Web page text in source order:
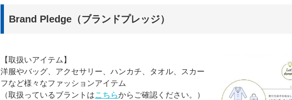
Brand Pledge（ブランドプレッジ）
【取扱いアイテム】
洋服やバッグ、アクセサリー、ハンカチ、タオル、スカー
フなど様々なファッションアイテム
（取扱っているブラントはこちらからご確認ください。）